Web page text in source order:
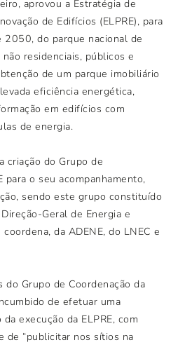
aprovou a Estratégia de
de Edifícios (ELPRE), para
2050, do parque nacional de
residenciais, públicos e
de um parque imobiliário
eficiência energética,
em edifícios com
de energia.
criação do Grupo de
para o seu acompanhamento,
sendo este grupo constituído
Geral de Energia e
coordena, da ADENE, do LNEC e
do Grupo de Coordenação da
de efetuar uma
execução da ELPRE, com
de “publicitar nos sítios na